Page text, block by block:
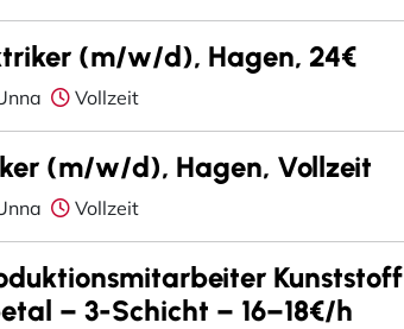
(m/w/d), Hagen, 24€
Vollzeit
(m/w/d), Hagen, Vollzeit
Vollzeit
Kunststoff
– 3-Schicht – 16–18€/h